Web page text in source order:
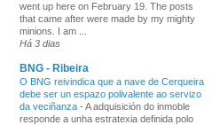
went up here on February 19. The posts
that came after were made by my mighty
minions. I am ...
Há 3 dias
BNG - Ribeira
O BNG reivindica que a nave de Cerqueira
debe ser un espazo polivalente ao servizo
da veciñanza - A adquisición do inmoble
responde a unha estratexia definida polo